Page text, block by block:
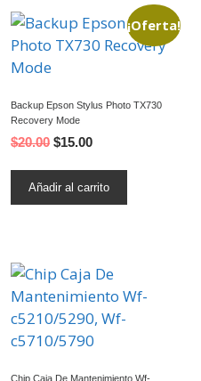
¡Oferta!
Backup Epson Stylus Photo TX730
Recovery Mode
$20.00 $15.00
Añadir al carrito
Chip Caja De Mantenimiento Wf-